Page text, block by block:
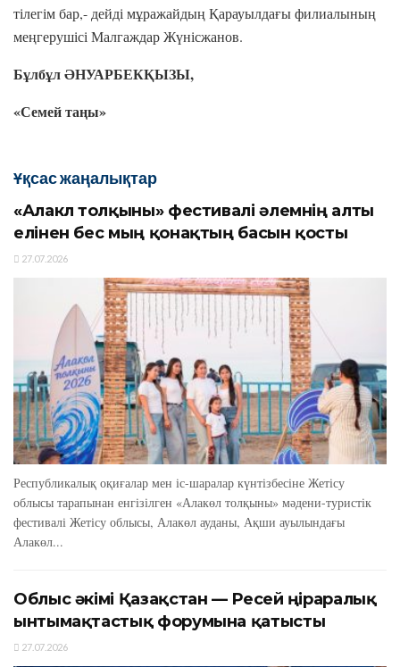
тілегім бар,- дейді мұражайдың Қарауылдағы филиалының
меңгерушісі Малгаждар Жүнісжанов.
Бұлбұл ӘНУАРБЕКҚЫЗЫ,
«Семей таңы»
Ұқсас жаңалықтар
«Алакөл толқыны» фестивалі әлемнің алты
елінен бес мың қонақтың басын қосты
27.07.2026
Республикалық оқиғалар мен іс-шаралар күнтізбесіне Жетісу
облысы тарапынан енгізілген «Алакөл толқыны» мәдени-туристік
фестивалі Жетісу облысы, Алакөл ауданы, Ақши ауылындағы
Алакөл...
Облыс әкімі Қазақстан — Ресей өңіраралық
ынтымақтастық форумына қатысты
27.07.2026